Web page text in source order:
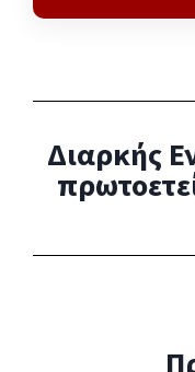
Διαρκής